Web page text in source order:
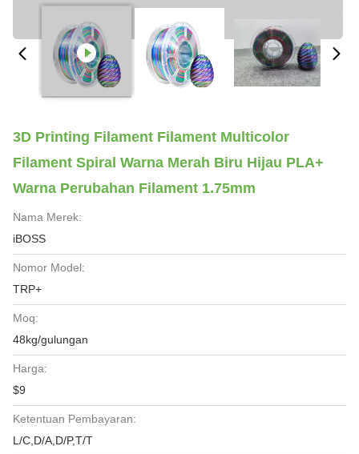
3D Printing Filament Filament Multicolor
Filament Spiral Warna Merah Biru Hijau PLA+
Warna Perubahan Filament 1.75mm
Nama Merek:
iBOSS
Nomor Model:
TRP+
Moq:
48kg/gulungan
Harga:
$9
Ketentuan Pembayaran:
L/C,D/A,D/P,T/T